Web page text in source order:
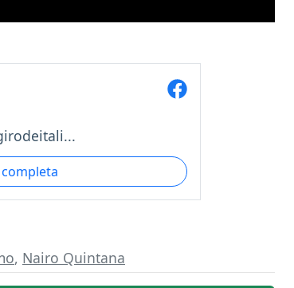
, Nairo Quintana